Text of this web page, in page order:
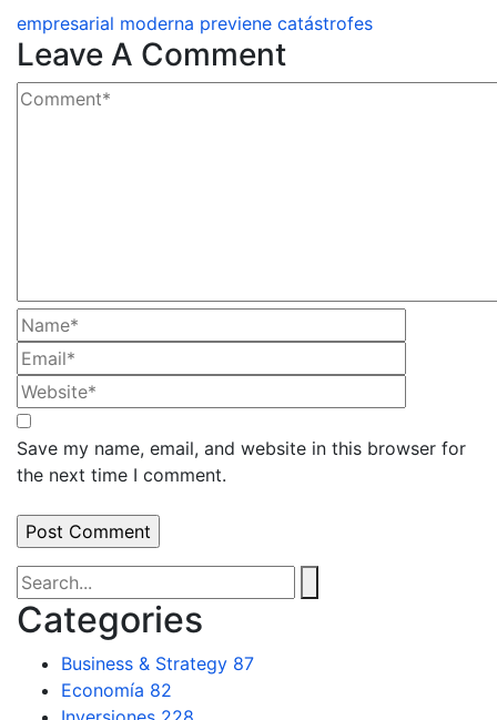
empresarial moderna previene catástrofes
Leave A Comment
Save my name, email, and website in this browser for
the next time I comment.
Categories
Business & Strategy 87
Economía 82